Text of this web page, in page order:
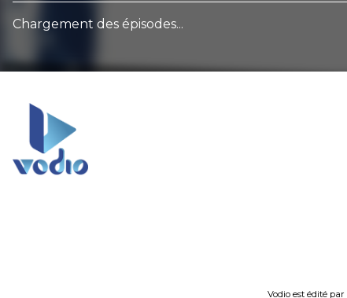
Chargement des épisodes...
Vodio est édité par